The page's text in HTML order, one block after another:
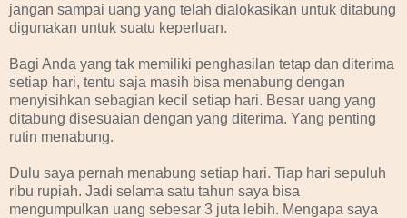
jangan sampai uang yang telah dialokasikan untuk ditabung
digunakan untuk suatu keperluan.
Bagi Anda yang tak memiliki penghasilan tetap dan diterima
setiap hari, tentu saja masih bisa menabung dengan
menyisihkan sebagian kecil setiap hari. Besar uang yang
ditabung disesuaian dengan yang diterima. Yang penting
rutin menabung.
Dulu saya pernah menabung setiap hari. Tiap hari sepuluh
ribu rupiah. Jadi selama satu tahun saya bisa
mengumpulkan uang sebesar 3 juta lebih. Mengapa saya